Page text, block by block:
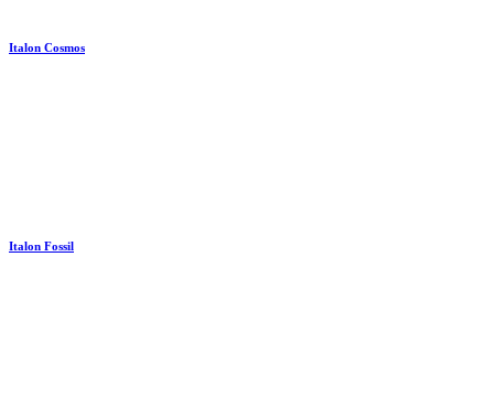
Italon Cosmos
Italon Fossil